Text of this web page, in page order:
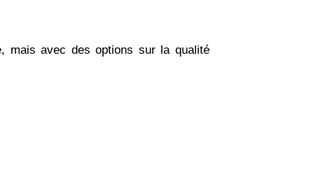
mais avec des options sur la qualité